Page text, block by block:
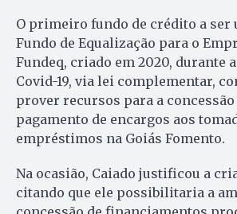
O primeiro fundo de crédito a ser
Fundo de Equalização para o
Fundeq, criado em 2020, durante
Covid-19, via lei complementar,
prover recursos para a
pagamento de encargos aos
empréstimos na Goiás Fomento.
Na ocasião, Caiado justificou a
citando que ele possibilitaria a